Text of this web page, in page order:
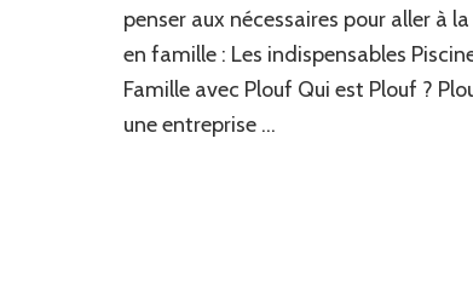
penser aux nécessaires pour aller à
en famille : Les indispensables
Famille avec Plouf Qui est Plouf ?
une entreprise …